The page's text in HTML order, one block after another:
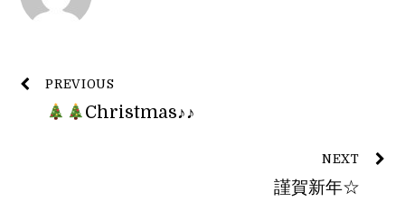
PREVIOUS
Christmas♪♪
NEXT
謹賀新年☆